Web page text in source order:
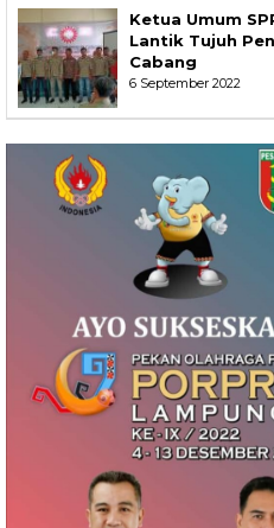
Ketua Umum
Lantik Tujuh
Cabang
6 September 2022